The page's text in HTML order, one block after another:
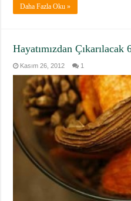
Daha Fazla Oku »
Hayatımızdan Çıkarılacak
Kasım 26, 2012 1